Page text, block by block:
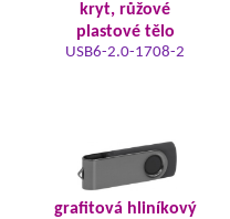
kryt, růžové
plastové tělo
USB6-2.0-1708-2
grafitová hliníkový